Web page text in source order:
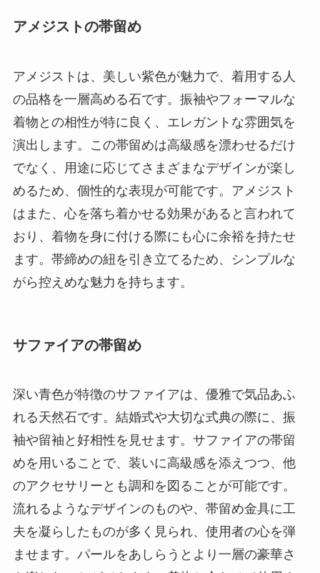
アメジストの帯留め
アメジストは、美しい紫色が魅力で、着用する人
の品格を一層高める石です。振袖やフォーマルな
着物との相性が特に良く、エレガントな雰囲気を
演出します。この帯留めは高級感を漂わせるだけ
でなく、用途に応じてさまざまなデザインが楽し
めるため、個性的な表現が可能です。アメジスト
はまた、心を落ち着かせる効果があると言われて
おり、着物を身に付ける際にも心に余裕を持たせ
ます。帯締めの紐を引き立てるため、シンプルな
がら控えめな魅力を持ちます。
サファイアの帯留め
深い青色が特徴のサファイアは、優雅で気品あふ
れる天然石です。結婚式や大切な式典の際に、振
袖や留袖と好相性を見せます。サファイアの帯留
めを用いることで、装いに高級感を添えつつ、他
のアクセサリーとも調和を図ることが可能です。
流れるようなデザインのものや、帯留め金具に工
夫を凝らしたものが多く見られ、使用者の心を弾
ませます。パールをあしらうとより一層の豪華さ